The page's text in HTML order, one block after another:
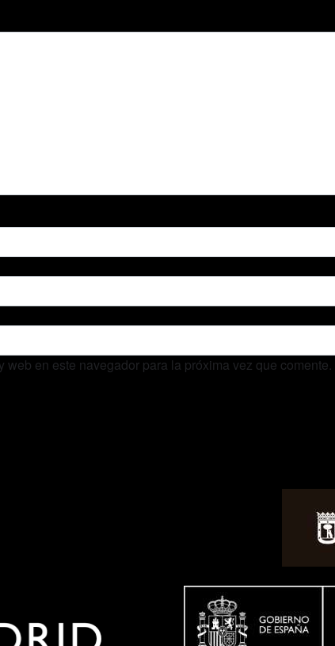
web en este navegador para la próxima vez que comente.